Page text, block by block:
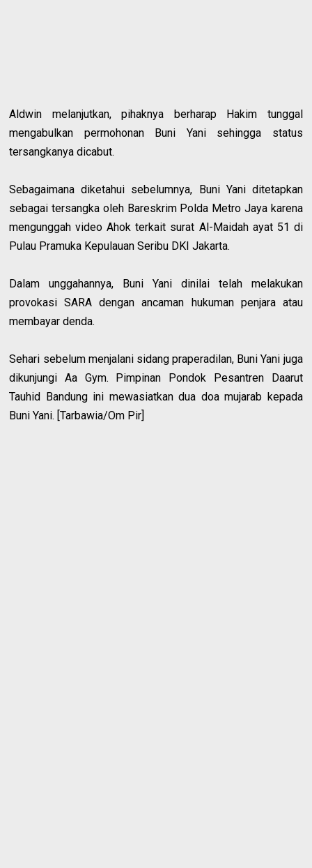
Aldwin melanjutkan, pihaknya berharap Hakim tunggal
mengabulkan permohonan Buni Yani sehingga status
tersangkanya dicabut.
Sebagaimana diketahui sebelumnya, Buni Yani ditetapkan
sebagai tersangka oleh Bareskrim Polda Metro Jaya karena
mengunggah video Ahok terkait surat Al-Maidah ayat 51 di
Pulau Pramuka Kepulauan Seribu DKI Jakarta.
Dalam unggahannya, Buni Yani dinilai telah melakukan
provokasi SARA dengan ancaman hukuman penjara atau
membayar denda.
Sehari sebelum menjalani sidang praperadilan, Buni Yani juga
dikunjungi Aa Gym. Pimpinan Pondok Pesantren Daarut
Tauhid Bandung ini mewasiatkan dua doa mujarab kepada
Buni Yani. [Tarbawia/Om Pir]